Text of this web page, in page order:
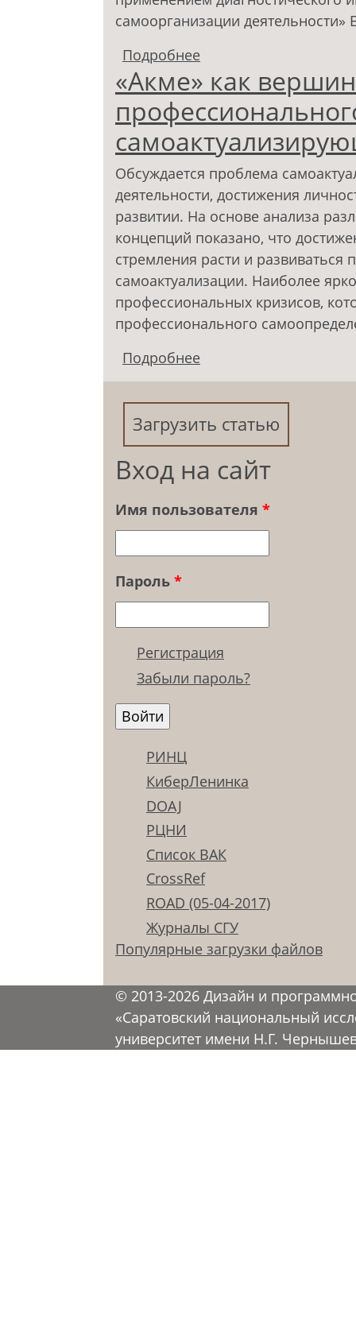
самоорганизации деятельности»
Подробнее
ориентациях
«Акме» как
Обсуждается проблема
деятельности, достижения
развитии. На основе анализа
концепций показано, что
стремления расти и развиваться
самоактуализации. Наиболее
профессиональных кризисов,
профессионального
Подробнее
Загрузить статью
Вход на сайт
Имя пользователя *
Пароль *
Регистрация
Забыли пароль?
РИНЦ
КиберЛенинка
DOAJ
РЦНИ
Список ВАК
CrossRef
ROAD (05-04-2017)
Журналы СГУ
Популярные загрузки файлов
© 2013-2026 Дизайн и
«Саратовский национальный
университет имени Н.Г.